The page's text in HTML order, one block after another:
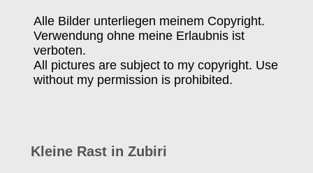
Alle Bilder unterliegen meinem Copyright.
Verwendung ohne meine Erlaubnis ist
verboten.
All pictures are subject to my copyright. Use
without my permission is prohibited.
Kleine Rast in Zubiri